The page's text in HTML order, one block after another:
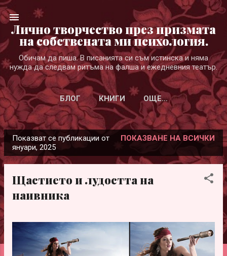
Пропускане към основното съдържание
Лично творчество през призмата
на собствената ми психология.
Обичам да пиша. В писанията си съм истинска и няма
нужда да следвам ритъма на фалша и ежедневния театър.
БЛОГ КНИГИ ОЩЕ…
у
Показват се публикации от
януари, 2025
ПОКАЗВАНЕ НА ВСИЧКИ
Щастието и лудостта на
наивника